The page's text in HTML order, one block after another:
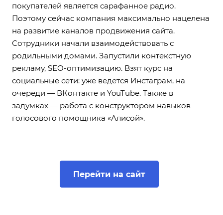
покупателей является сарафанное радио.
Поэтому сейчас компания максимально нацелена
на развитие каналов продвижения сайта.
Сотрудники начали взаимодействовать с
родильными домами. Запустили контекстную
рекламу, SEO-оптимизацию. Взят курс на
социальные сети: уже ведется Инстаграм, на
очереди — ВКонтакте и YouTube. Также в
задумках — работа с конструктором навыков
голосового помощника «Алисой».
Перейти на сайт